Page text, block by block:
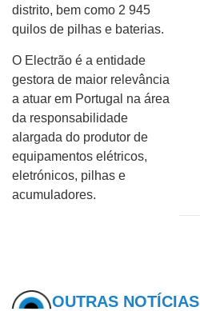
distrito, bem como 2 945
quilos de pilhas e baterias.
O Electrão é a entidade
gestora de maior relevância
a atuar em Portugal na área
da responsabilidade
alargada do produtor de
equipamentos elétricos,
eletrónicos, pilhas e
acumuladores.
OUTRAS NOTÍCIAS